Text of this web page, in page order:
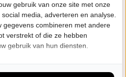
Winsinghhof
gebruik van onze site met onze
media, adverteren en analyse.
gegevens combineren met andere
verstrekt of die ze hebben
gebruik van hun diensten.